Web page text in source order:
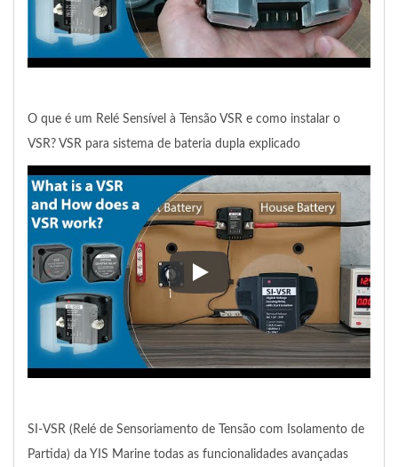
O que é um Relé Sensível à Tensão VSR e como instalar o
VSR? VSR para sistema de bateria dupla explicado
O que é um Relé Sensível à
SI-VSR (Relé de Sensoriamento de Tensão com Isolamento de
Partida) da YIS Marine todas as funcionalidades avançadas